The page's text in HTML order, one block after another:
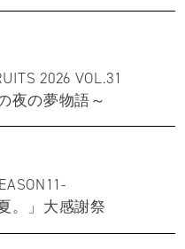
2026 VOL.31
夜の夢物語～
。」大感謝祭